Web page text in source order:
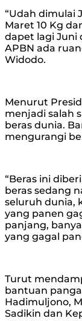
“Udah dimulai
Maret 10 Kg
dapet lagi Juni
APBN ada
Widodo.
Menurut
menjadi salah
beras dunia.
mengurangi
“Beras ini
beras sedang
seluruh dunia,
yang panen
panjang,
yang gagal
Turut
bantuan
Hadimuljono,
Sadikin dan